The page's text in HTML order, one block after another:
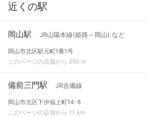
近くの駅
岡山駅 JR山陽本線(姫路～岡山) など
岡山市北区駅元町1番1号
このページの店舗から 990 m
備前三門駅 JR吉備線
岡山市北区下伊福上町14-8
このページの店舗から 1.1 km